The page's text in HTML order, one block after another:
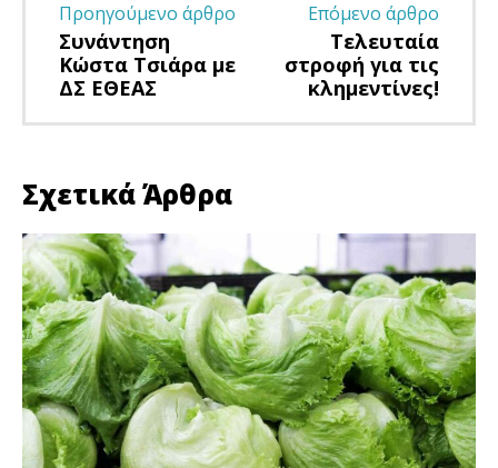
Προηγούμενο άρθρο
Συνάντηση
Κώστα Τσιάρα με
ΔΣ ΕΘΕΑΣ
Επόμενο άρθρο
Τελευταία
στροφή για τις
κλημεντίνες!
Σχετικά Άρθρα